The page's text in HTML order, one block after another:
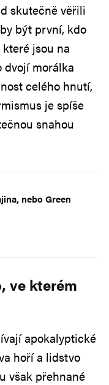
skutečně věřili
být první, kdo
jsou na
dvojí morálka
celého hnutí,
je spíše
snahou
nebo Green
ve kterém
apokalyptické
hoří a lidstvo
však přehnané